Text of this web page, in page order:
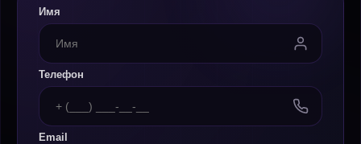
Имя
Телефон
Email